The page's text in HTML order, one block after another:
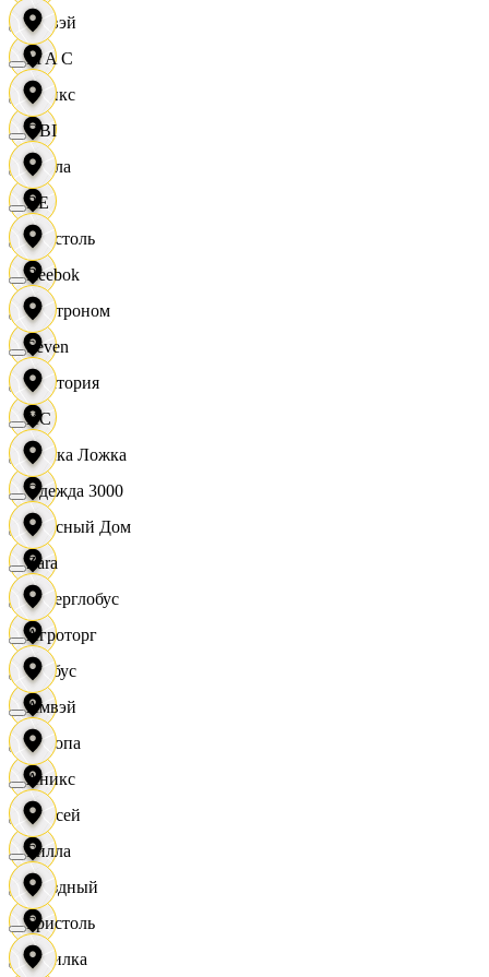
Амвэй
Аникс
Билла
Бристоль
Быстроном
Виктория
Вилка Ложка
Вкусный Дом
Гиперглобус
Глобус
Европа
Елисей
Звездный
Горилка
M A C
OBI
RE
Reebok
Seven
XC
Одежда 3000
Zara
Агроторг
Амвэй
Аникс
Билла
Бристоль